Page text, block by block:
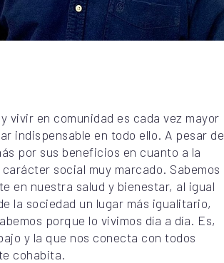
vivir en comunidad es cada vez mayor
indispensable en todo ello. A pesar de
por sus beneficios en cuanto a la
social muy marcado. Sabemos
en nuestra salud y bienestar, al igual
la sociedad un lugar más igualitario,
porque lo vivimos día a día. Es,
y la que nos conecta con todos
cohabita.